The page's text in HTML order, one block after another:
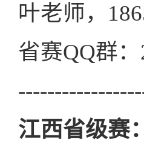
叶老师，
省赛QQ群：
江西省级赛：